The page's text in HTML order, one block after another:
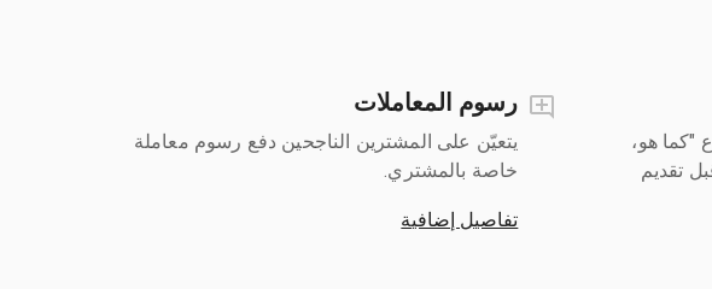
"كما هو،
تقديم
رسوم المعاملات
يتعيّن على المشترين الناجحين دفع رسوم معاملة
خاصة بالمشتري.
تفاصيل إضافية